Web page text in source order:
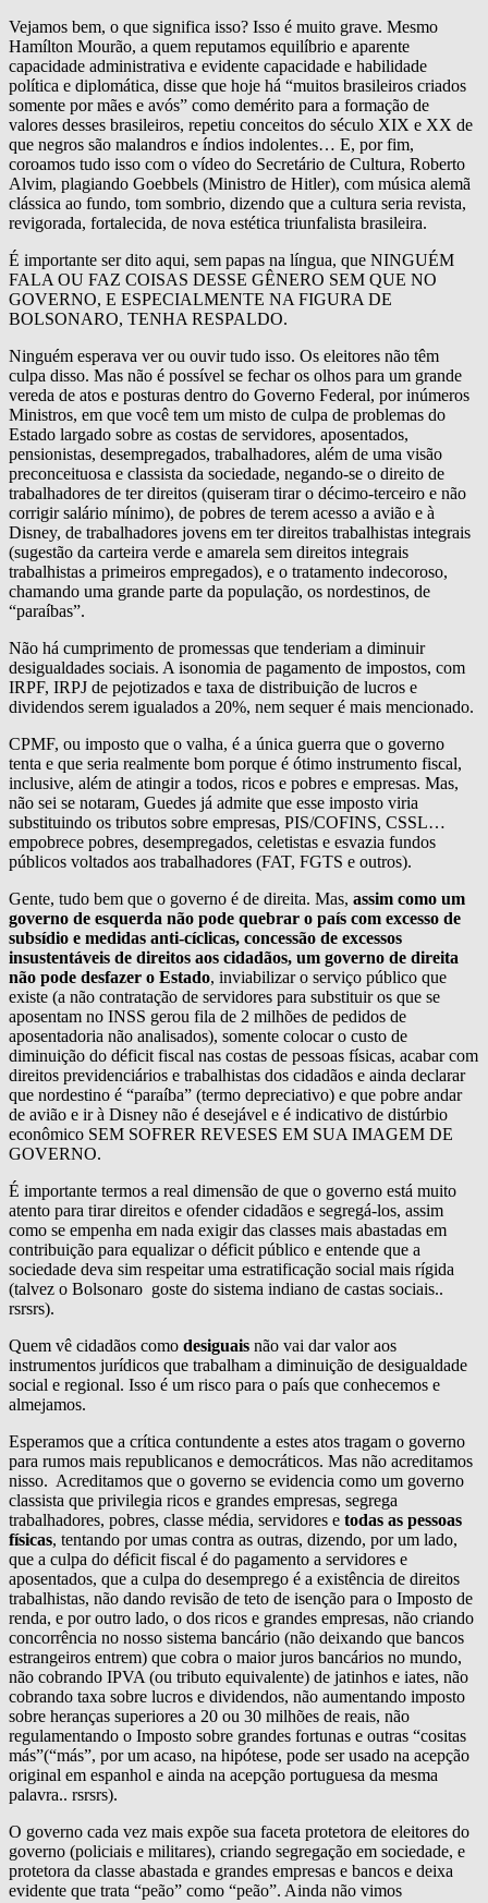
Vejamos bem, o que significa isso? Isso é muito grave. Mesmo
Hamílton Mourão, a quem reputamos equilíbrio e aparente
capacidade administrativa e evidente capacidade e habilidade
política e diplomática, disse que hoje há “muitos brasileiros criados
somente por mães e avós” como demérito para a formação de
valores desses brasileiros, repetiu conceitos do século XIX e XX de
que negros são malandros e índios indolentes… E, por fim,
coroamos tudo isso com o vídeo do Secretário de Cultura, Roberto
Alvim, plagiando Goebbels (Ministro de Hitler), com música alemã
clássica ao fundo, tom sombrio, dizendo que a cultura seria revista,
revigorada, fortalecida, de nova estética triunfalista brasileira.
É importante ser dito aqui, sem papas na língua, que NINGUÉM
FALA OU FAZ COISAS DESSE GÊNERO SEM QUE NO
GOVERNO, E ESPECIALMENTE NA FIGURA DE
BOLSONARO, TENHA RESPALDO.
Ninguém esperava ver ou ouvir tudo isso. Os eleitores não têm
culpa disso. Mas não é possível se fechar os olhos para um grande
vereda de atos e posturas dentro do Governo Federal, por inúmeros
Ministros, em que você tem um misto de culpa de problemas do
Estado largado sobre as costas de servidores, aposentados,
pensionistas, desempregados, trabalhadores, além de uma visão
preconceituosa e classista da sociedade, negando-se o direito de
trabalhadores de ter direitos (quiseram tirar o décimo-terceiro e não
corrigir salário mínimo), de pobres de terem acesso a avião e à
Disney, de trabalhadores jovens em ter direitos trabalhistas integrais
(sugestão da carteira verde e amarela sem direitos integrais
trabalhistas a primeiros empregados), e o tratamento indecoroso,
chamando uma grande parte da população, os nordestinos, de
“paraíbas”.
Não há cumprimento de promessas que tenderiam a diminuir
desigualdades sociais. A isonomia de pagamento de impostos, com
IRPF, IRPJ de pejotizados e taxa de distribuição de lucros e
dividendos serem igualados a 20%, nem sequer é mais mencionado.
CPMF, ou imposto que o valha, é a única guerra que o governo
tenta e que seria realmente bom porque é ótimo instrumento fiscal,
inclusive, além de atingir a todos, ricos e pobres e empresas. Mas,
não sei se notaram, Guedes já admite que esse imposto viria
substituindo os tributos sobre empresas, PIS/COFINS, CSSL…
empobrece pobres, desempregados, celetistas e esvazia fundos
públicos voltados aos trabalhadores (FAT, FGTS e outros).
Gente, tudo bem que o governo é de direita. Mas, assim como um
governo de esquerda não pode quebrar o país com excesso de
subsídio e medidas anti-cíclicas, concessão de excessos
insustentáveis de direitos aos cidadãos, um governo de direita
não pode desfazer o Estado, inviabilizar o serviço público que
existe (a não contratação de servidores para substituir os que se
aposentam no INSS gerou fila de 2 milhões de pedidos de
aposentadoria não analisados), somente colocar o custo de
diminuição do déficit fiscal nas costas de pessoas físicas, acabar com
direitos previdenciários e trabalhistas dos cidadãos e ainda declarar
que nordestino é “paraíba” (termo depreciativo) e que pobre andar
de avião e ir à Disney não é desejável e é indicativo de distúrbio
econômico SEM SOFRER REVESES EM SUA IMAGEM DE
GOVERNO.
É importante termos a real dimensão de que o governo está muito
atento para tirar direitos e ofender cidadãos e segregá-los, assim
como se empenha em nada exigir das classes mais abastadas em
contribuição para equalizar o déficit público e entende que a
sociedade deva sim respeitar uma estratificação social mais rígida
(talvez o Bolsonaro goste do sistema indiano de castas sociais..
rsrsrs).
Quem vê cidadãos como desiguais não vai dar valor aos
instrumentos jurídicos que trabalham a diminuição de desigualdade
social e regional. Isso é um risco para o país que conhecemos e
almejamos.
Esperamos que a crítica contundente a estes atos tragam o governo
para rumos mais republicanos e democráticos. Mas não acreditamos
nisso. Acreditamos que o governo se evidencia como um governo
classista que privilegia ricos e grandes empresas, segrega
trabalhadores, pobres, classe média, servidores e todas as pessoas
físicas, tentando por umas contra as outras, dizendo, por um lado,
que a culpa do déficit fiscal é do pagamento a servidores e
aposentados, que a culpa do desemprego é a existência de direitos
trabalhistas, não dando revisão de teto de isenção para o Imposto de
renda, e por outro lado, o dos ricos e grandes empresas, não criando
concorrência no nosso sistema bancário (não deixando que bancos
estrangeiros entrem) que cobra o maior juros bancários no mundo,
não cobrando IPVA (ou tributo equivalente) de jatinhos e iates, não
cobrando taxa sobre lucros e dividendos, não aumentando imposto
sobre heranças superiores a 20 ou 30 milhões de reais, não
regulamentando o Imposto sobre grandes fortunas e outras “cositas
más”(“más”, por um acaso, na hipótese, pode ser usado na acepção
original em espanhol e ainda na acepção portuguesa da mesma
palavra.. rsrsrs).
O governo cada vez mais expõe sua faceta protetora de eleitores do
governo (policiais e militares), criando segregação em sociedade, e
protetora da classe abastada e grandes empresas e bancos e deixa
evidente que trata “peão” como “peão”. Ainda não vimos